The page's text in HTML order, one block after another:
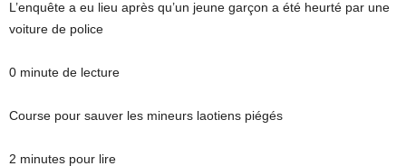
L’enquête a eu lieu après qu’un jeune garçon a été heurté par une
voiture de police
0 minute de lecture
Course pour sauver les mineurs laotiens piégés
2 minutes pour lire